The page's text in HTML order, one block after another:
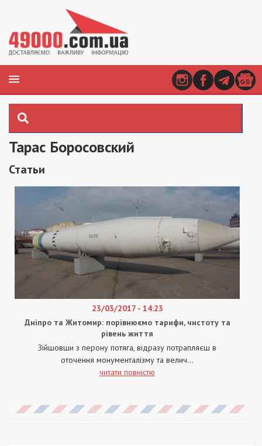
Тарас Боросовский
Статьи
23/03/2017 - 14:23
Дніпро та Житомир: порівнюємо тарифи, чистоту та
рівень життя
Зійшовши з перону потяга, відразу потрапляєш в
оточення монументалізму та велич...
читати повністю